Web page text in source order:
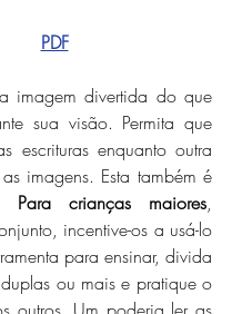
PDF
imagem divertida do que
sua visão. Permita que
escrituras enquanto outra
imagens. Esta também é
Para crianças maiores,
incentive-os a usá-lo
para ensinar, divida
ou mais e pratique o